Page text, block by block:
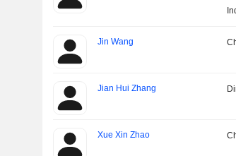
Jin Wang
Jian Hui Zhang
Xue Xin Zhao